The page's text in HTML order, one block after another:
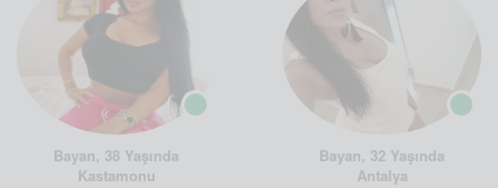
Bayan, 38 Yaşında
Kastamonu
Bayan, 32 Yaşında
Antalya